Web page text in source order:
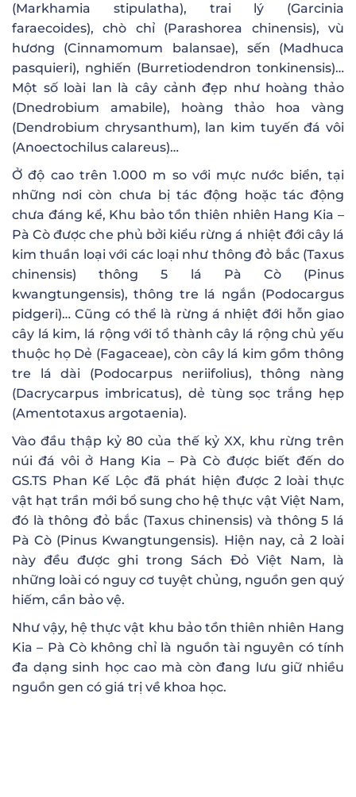
(Markhamia stipulatha), trai lý (Garcinia
faraecoides), chò chỉ (Parashorea chinensis), vù
hương (Cinnamomum balansae), sến (Madhuca
pasquieri), nghiến (Burretiodendron tonkinensis)…
Một số loài lan là cây cảnh đẹp như hoàng thảo
(Dnedrobium amabile), hoàng thảo hoa vàng
(Dendrobium chrysanthum), lan kim tuyến đá vôi
(Anoectochilus calareus)…
Ở độ cao trên 1.000 m so với mực nước biển, tại
những nơi còn chưa bị tác động hoặc tác động
chưa đáng kể, Khu bảo tồn thiên nhiên Hang Kia –
Pà Cò được che phủ bởi kiểu rừng á nhiệt đới cây lá
kim thuần loại với các loại như thông đỏ bắc (Taxus
chinensis) thông 5 lá Pà Cò (Pinus
kwangtungensis), thông tre lá ngắn (Podocargus
pidgeri)… Cũng có thể là rừng á nhiệt đới hỗn giao
cây lá kim, lá rộng với tổ thành cây lá rộng chủ yếu
thuộc họ Dẻ (Fagaceae), còn cây lá kim gồm thông
tre lá dài (Podocarpus neriifolius), thông nàng
(Dacrycarpus imbricatus), dẻ tùng sọc trắng hẹp
(Amentotaxus argotaenia).
Vào đầu thập kỷ 80 của thế kỷ XX, khu rừng trên
núi đá vôi ở Hang Kia – Pà Cò được biết đến do
GS.TS Phan Kế Lộc đã phát hiện được 2 loài thực
vật hạt trần mới bổ sung cho hệ thực vật Việt Nam,
đó là thông đỏ bắc (Taxus chinensis) và thông 5 lá
Pà Cò (Pinus Kwangtungensis). Hiện nay, cả 2 loài
này đều được ghi trong Sách Đỏ Việt Nam, là
những loài có nguy cơ tuyệt chủng, nguồn gen quý
hiếm, cần bảo vệ.
Như vậy, hệ thực vật khu bảo tồn thiên nhiên Hang
Kia – Pà Cò không chỉ là nguồn tài nguyên có tính
đa dạng sinh học cao mà còn đang lưu giữ nhiều
nguồn gen có giá trị về khoa học.